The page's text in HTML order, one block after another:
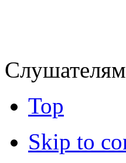
Top
Skip to